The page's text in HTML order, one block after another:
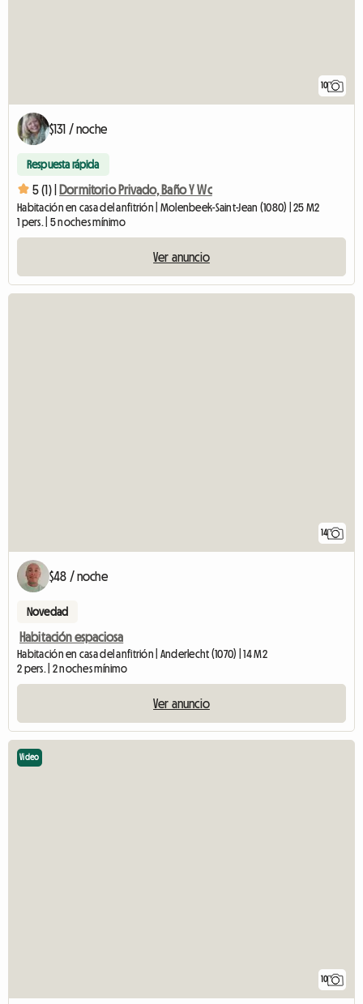
10
$131 / noche
Respuesta rápida
5 (1) | Dormitorio Privado, Baño Y Wc
Habitación en casa del anfitrión | Molenbeek-Saint-Jean (1080) | 25 M2
1 pers. | 5 noches mínimo
Ver anuncio
14
$48 / noche
Novedad
Habitación espaciosa
Habitación en casa del anfitrión | Anderlecht (1070) | 14 M2
2 pers. | 2 noches mínimo
Ver anuncio
10
Video